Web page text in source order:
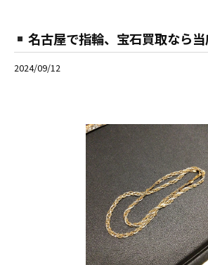
名古屋で指輪、宝石買取なら当
2024/09/12